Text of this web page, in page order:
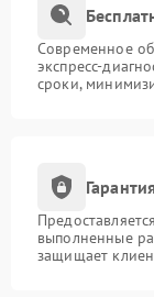
Современное
экспресс-
сроки,
выполненные
защищает